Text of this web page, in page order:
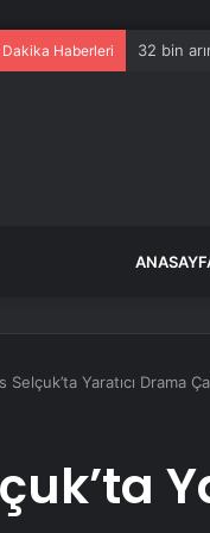
Dakika Haberleri 32 bin
Selçuk’ta Yaratıcı Drama